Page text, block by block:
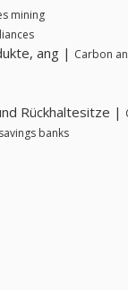
mining
ang | Carbon
Rückhaltesitze |
banks